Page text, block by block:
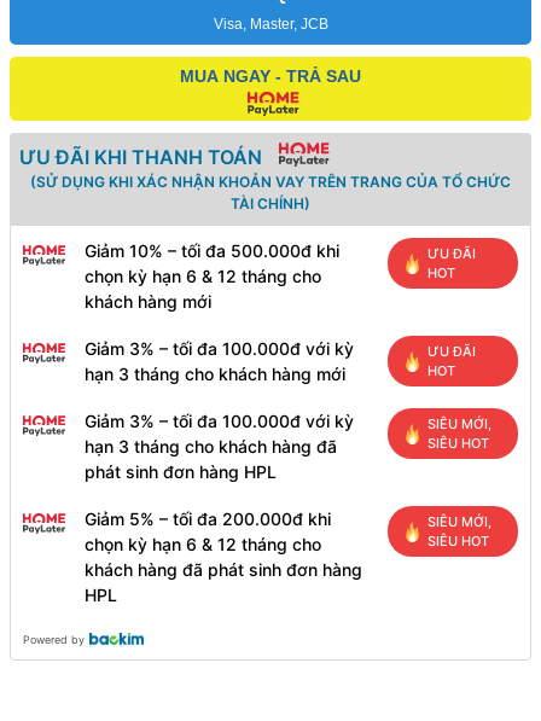
Visa, Master, JCB
MUA NGAY - TRẢ SAU
ƯU ĐÃI KHI THANH TOÁN
(SỬ DỤNG KHI XÁC NHẬN KHOẢN VAY TRÊN TRANG CỦA TỔ CHỨC
TÀI CHÍNH)
Giảm 10% – tối đa 500.000đ khi
chọn kỳ hạn 6 & 12 tháng cho
khách hàng mới
ƯU ĐÃI
HOT
Giảm 3% – tối đa 100.000đ với kỳ
hạn 3 tháng cho khách hàng mới
ƯU ĐÃI
HOT
Giảm 3% – tối đa 100.000đ với kỳ
hạn 3 tháng cho khách hàng đã
phát sinh đơn hàng HPL
SIÊU MỚI,
SIÊU HOT
Giảm 5% – tối đa 200.000đ khi
chọn kỳ hạn 6 & 12 tháng cho
khách hàng đã phát sinh đơn hàng
HPL
SIÊU MỚI,
SIÊU HOT
Powered by